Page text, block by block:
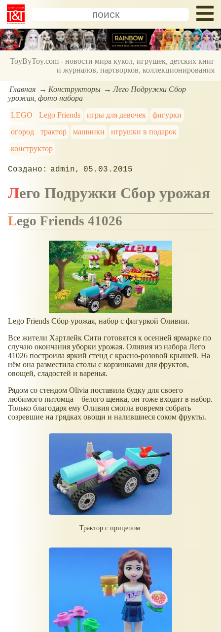
ToyByToy.com - новости мира кукол, игрушек, детских книг
и журналов, партворков, коллекционирования
Главная Конструкторы
Лего Подружки Сбор
урожая, фото набора
LEGO
Lego Friends игры для девочек
фигурки
огород
трактор машинки
игрушки в подарок
конструктор
admin 05.03.2015
Лего Подружки Сбор урожая
Lego Friends 41026
Lego Friends Сбор урожая, набор с фигуркой Оливии.
Все жители Хартлейк Сити готовятся к осенней ярмарке по
случаю окончания уборки урожая. Оливия из набора Лего
41026 построила яркий стенд с красно-розовой крышей. На
нём она разместила столы с корзинками для фруктов,
овощей, сладостей и варенья.
Рядом со стендом Olivia поставила будку для своего
любимого питомца – белого щенка, он тоже входит в набор.
Только благодаря ему Оливия смогла вовремя собрать
созревшие на грядках овощи и налившиеся соком фрукты.
Трактор с прицепом.